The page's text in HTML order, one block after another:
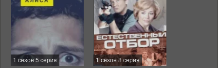
1 сезон 5 серия 1 сезон 8 серия